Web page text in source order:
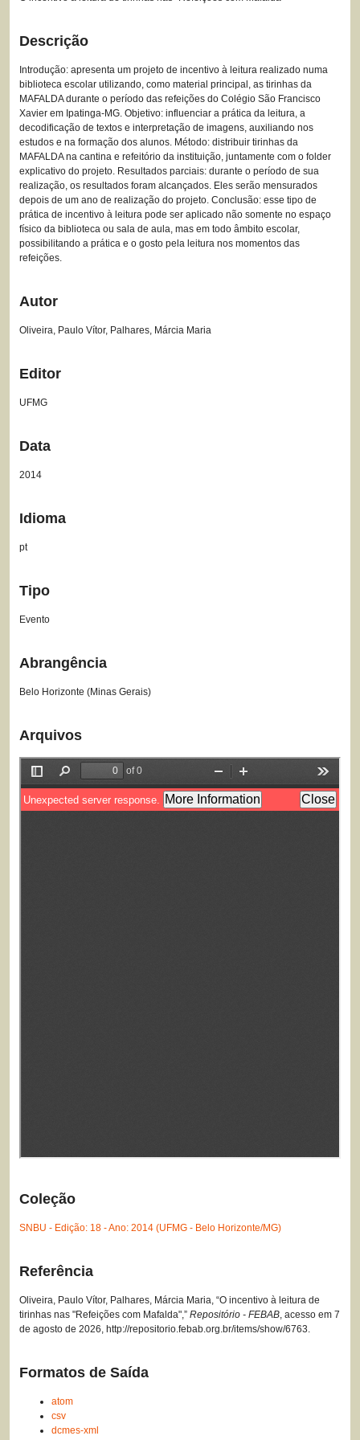
Descrição
Introdução: apresenta um projeto de incentivo à leitura realizado numa
biblioteca escolar utilizando, como material principal, as tirinhas da
MAFALDA durante o período das refeições do Colégio São Francisco
Xavier em Ipatinga-MG. Objetivo: influenciar a prática da leitura, a
decodificação de textos e interpretação de imagens, auxiliando nos
estudos e na formação dos alunos. Método: distribuir tirinhas da
MAFALDA na cantina e refeitório da instituição, juntamente com o folder
explicativo do projeto. Resultados parciais: durante o período de sua
realização, os resultados foram alcançados. Eles serão mensurados
depois de um ano de realização do projeto. Conclusão: esse tipo de
prática de incentivo à leitura pode ser aplicado não somente no espaço
físico da biblioteca ou sala de aula, mas em todo âmbito escolar,
possibilitando a prática e o gosto pela leitura nos momentos das
refeições.
Autor
Oliveira, Paulo Vítor, Palhares, Márcia Maria
Editor
UFMG
Data
2014
Idioma
pt
Tipo
Evento
Abrangência
Belo Horizonte (Minas Gerais)
Arquivos
Coleção
SNBU - Edição: 18 - Ano: 2014 (UFMG - Belo Horizonte/MG)
Referência
Oliveira, Paulo Vítor, Palhares, Márcia Maria, “O incentivo à leitura de
tirinhas nas "Refeições com Mafalda",” Repositório - FEBAB, acesso em 7
de agosto de 2026, http://repositorio.febab.org.br/items/show/6763.
Formatos de Saída
atom
csv
dcmes-xml